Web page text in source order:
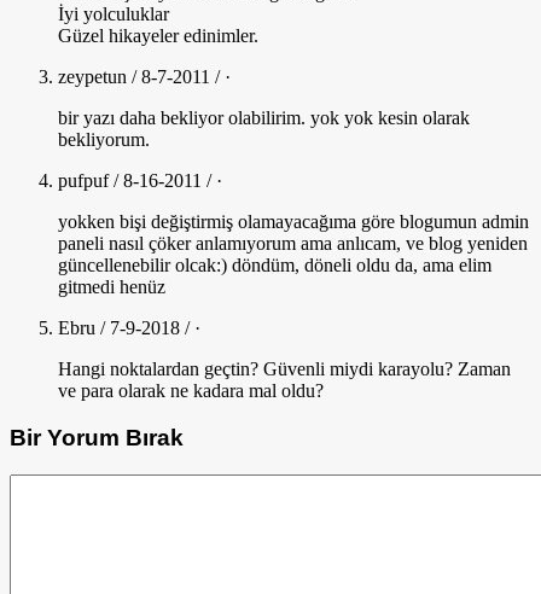
İyi yolculuklar
Güzel hikayeler edinimler.
zeypetun / 8-7-2011 / ·
bir yazı daha bekliyor olabilirim. yok yok kesin olarak
bekliyorum.
pufpuf / 8-16-2011 / ·
yokken bişi değiştirmiş olamayacağıma göre blogumun admin
paneli nasıl çöker anlamıyorum ama anlıcam, ve blog yeniden
güncellenebilir olcak:) döndüm, döneli oldu da, ama elim
gitmedi henüz
Ebru / 7-9-2018 / ·
Hangi noktalardan geçtin? Güvenli miydi karayolu? Zaman
ve para olarak ne kadara mal oldu?
Bir Yorum Bırak